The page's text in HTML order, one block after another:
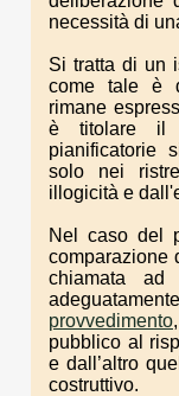
necessità di
Si tratta di un
come tale è
rimane
è titolare il
pianificatorie
solo nei
illogicità e
Nel caso del
comparazione
chiamata
provvedimento
pubblico al
e dall’altro
costruttivo.